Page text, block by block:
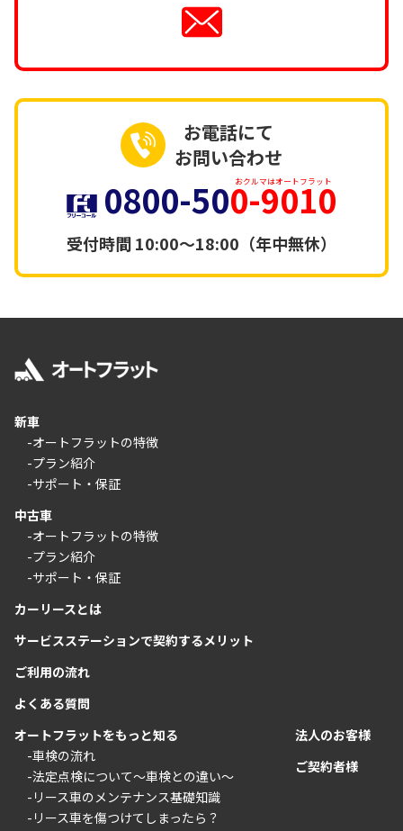
お電話にて
お問い合わせ
0800-500-9010
おクルマはオートフラット
受付時間10:00～18:00（年中無休）
新車
-オートフラットの特徴
-プラン紹介
-サポート・保証
中古車
-オートフラットの特徴
-プラン紹介
-サポート・保証
カーリースとは
サービスステーションで契約するメリット
ご利用の流れ
よくある質問
オートフラットをもっと知る
-車検の流れ
-法定点検について〜車検との違い〜
-リース車のメンテナンス基礎知識
-リース車を傷つけてしまったら？
法人のお客様
ご契約者様